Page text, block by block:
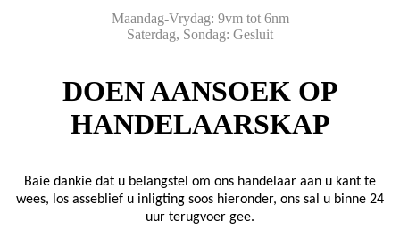
Maandag-Vrydag: 9vm tot 6nm
Saterdag, Sondag: Gesluit
DOEN AANSOEK OP
HANDELAARSKAP
Baie dankie dat u belangstel om ons handelaar aan u kant te
wees, los asseblief u inligting soos hieronder, ons sal u binne 24
uur terugvoer gee.